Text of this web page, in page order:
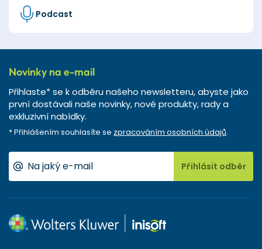
Podcast
Novinky na e-mail
Přihlaste* se k odběru našeho newsletteru, abyste jako
první dostávali naše novinky, nové produkty, rady a
exkluzivní nabídky.
* Přihlášením souhlasíte se zpracováním osobních údajů.
Přihlásit odběr